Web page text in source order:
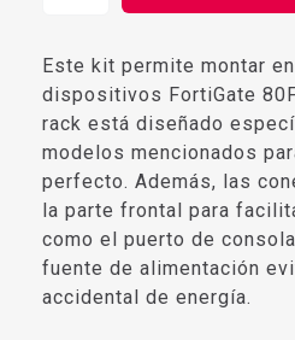
Este kit permite montar
dispositivos FortiGate
rack está diseñado
modelos mencionados
perfecto. Además, las
la parte frontal para
como el puerto de
fuente de alimentación
accidental de energía.